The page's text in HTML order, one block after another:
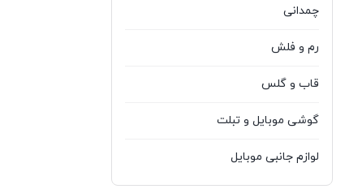
چمدانی
رم و فلش
قاب و گلس
گوشی موبایل و تبلت
لوازم جانبی موبایل